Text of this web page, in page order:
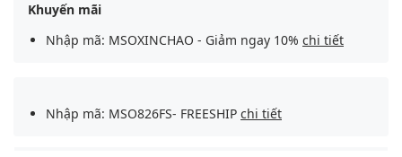
Khuyến mãi
Nhập mã: MSOXINCHAO - Giảm ngay 10% chi tiết
Nhập mã: MSO826FS- FREESHIP chi tiết